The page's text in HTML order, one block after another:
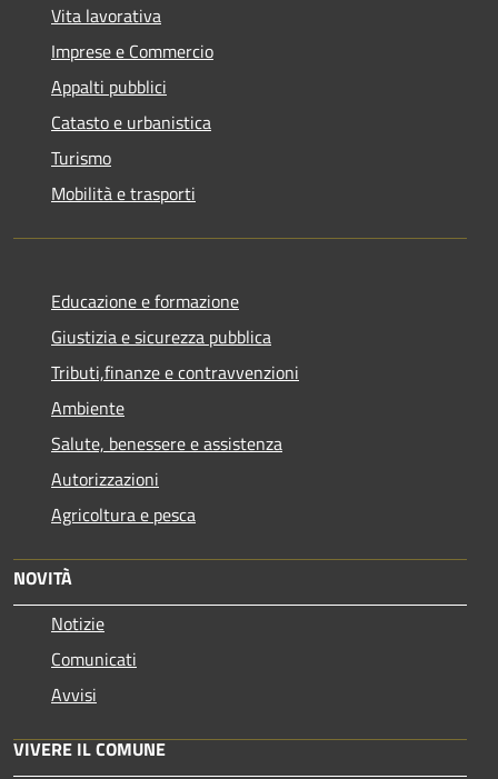
Vita lavorativa
Imprese e Commercio
Appalti pubblici
Catasto e urbanistica
Turismo
Mobilità e trasporti
Educazione e formazione
Giustizia e sicurezza pubblica
Tributi,finanze e contravvenzioni
Ambiente
Salute, benessere e assistenza
Autorizzazioni
Agricoltura e pesca
NOVITÀ
Notizie
Comunicati
Avvisi
VIVERE IL COMUNE